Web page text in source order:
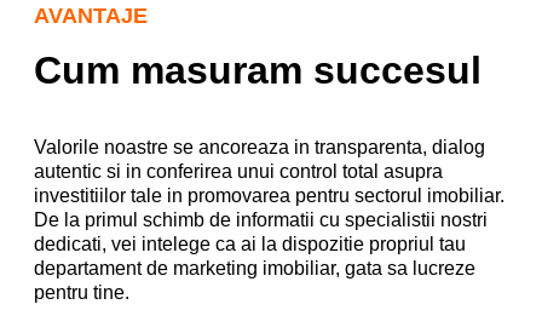
AVANTAJE
Cum masuram succesul
Valorile noastre se ancoreaza in transparenta, dialog
autentic si in conferirea unui control total asupra
investitiilor tale in promovarea pentru sectorul imobiliar.
De la primul schimb de informatii cu specialistii nostri
dedicati, vei intelege ca ai la dispozitie propriul tau
departament de marketing imobiliar, gata sa lucreze
pentru tine.